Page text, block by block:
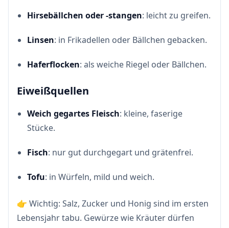
Hirsebällchen oder -stangen: leicht zu greifen.
Linsen: in Frikadellen oder Bällchen gebacken.
Haferflocken: als weiche Riegel oder Bällchen.
Eiweißquellen
Weich gegartes Fleisch: kleine, faserige
Stücke.
Fisch: nur gut durchgegart und grätenfrei.
Tofu: in Würfeln, mild und weich.
👉 Wichtig: Salz, Zucker und Honig sind im ersten
Lebensjahr tabu. Gewürze wie Kräuter dürfen